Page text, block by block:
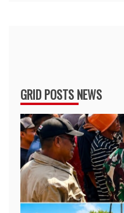
GRID POSTS NEWS